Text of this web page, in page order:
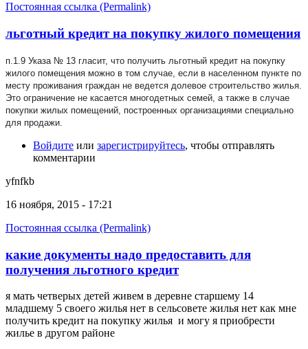
Постоянная ссылка (Permalink)
льготный кредит на покупку жилого помещения
п.1.9 Указа № 13 гласит, что получить льготный кредит на покупку
жилого помещения можно в том случае, если в населенном пункте по
месту проживания граждан не ведется долевое строительство жилья.
Это ограничение не касается многодетных семей, а также в случае
покупки жилых помещений, построенных организациями специально
для продажи.
Войдите или зарегистрируйтесь, чтобы отправлять
комментарии
yfnfkb
16 ноября, 2015 - 17:21
Постоянная ссылка (Permalink)
какие документы надо предоставить для
получения льготного кредит
я мать четверых детей живем в деревне старшему 14
младшему 5 своего жилья нет в сельсовете жилья нет как мне
получить кредит на покупку жилья и могу я приобрести
жилье в другом районе